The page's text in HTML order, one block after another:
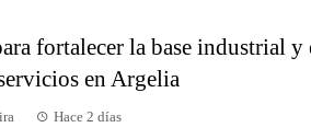
fortalecer la base industrial y
en Argelia
Hace 2 días